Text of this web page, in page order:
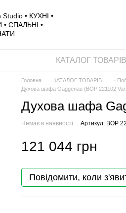
КАТАЛОГ ТОВАРІВ
Головна КАТАЛОГ ТОВАРІВ ◦
Духова шафа Gaggenau (BOP 221102
Духова шафа
Немає в наявності Артикул: BOP
121 044 грн
Повідомити, коли